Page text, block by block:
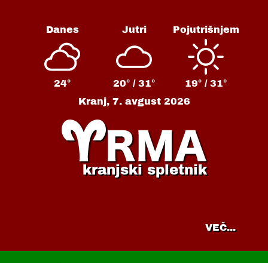
Danes
24°
Jutri
20° / 31°
Pojutrišnjem
19° / 31°
Kranj, 7. avgust 2026
kranjski spletnik
VEČ...